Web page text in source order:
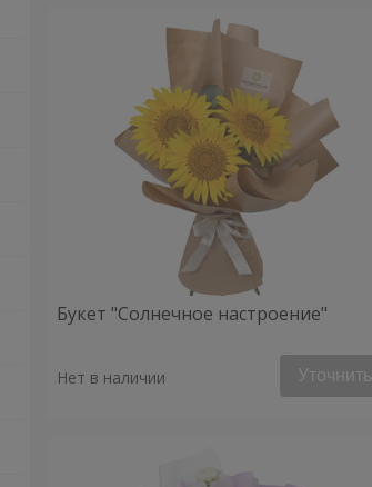
Букет "Солнечное настроение"
Нет в наличии Уточнить